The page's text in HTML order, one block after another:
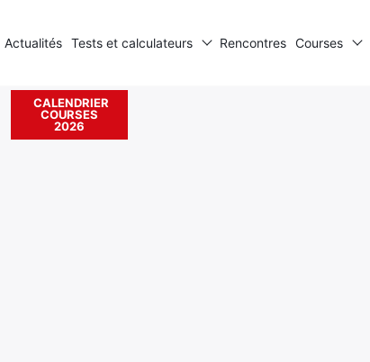
Actualités Tests et calculateurs Rencontres Courses
CALENDRIER
COURSES
2026